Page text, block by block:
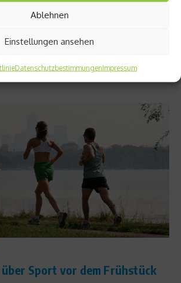
Ablehnen
Einstellungen ansehen
DatenschutzbestimmungenImpressum
zum Lauftraining gibt es viele. Vor
fünf weit verbreitete Lauf-Irrtümer
Sport vor dem Frühstück